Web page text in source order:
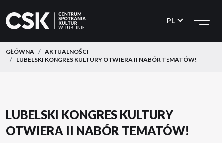
CSK
do
menu
do
treści
PL
GŁÓWNA
AKTUALNOŚCI
LUBELSKI KONGRES KULTURY OTWIERA II NABÓR TEMATÓW!
LUBELSKI KONGRES KULTURY
OTWIERA II NABÓR TEMATÓW!